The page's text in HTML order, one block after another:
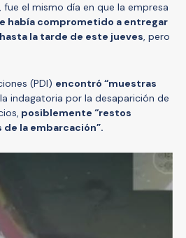
el mismo día en que la empresa
había comprometido a entregar
la tarde de este jueves, pero
(PDI) encontró “muestras
indagatoria por la desaparición de
posiblemente “restos
la embarcación”.